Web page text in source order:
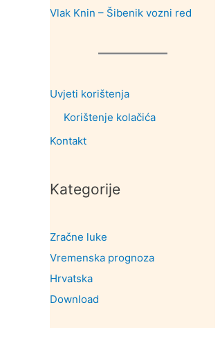
Vlak Knin – Šibenik vozni red
Uvjeti korištenja
Korištenje kolačića
Kontakt
Kategorije
Zračne luke
Vremenska prognoza
Hrvatska
Download